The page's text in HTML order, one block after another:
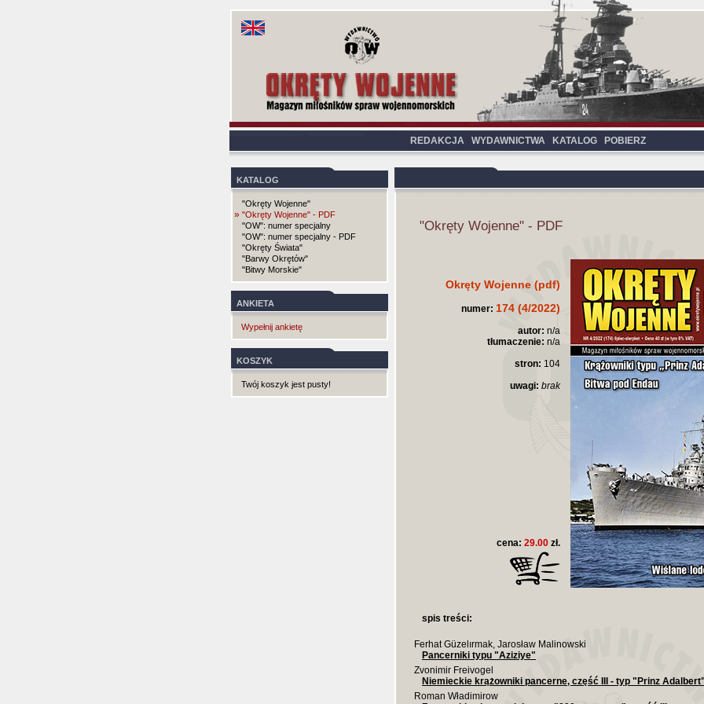
REDAKCJA WYDAWNICTWA KATALOG POBIERZ
KATALOG
"Okręty Wojenne"
» "Okręty Wojenne" - PDF
"OW": numer specjalny
"OW": numer specjalny - PDF
"Okręty Świata"
"Barwy Okrętów"
"Bitwy Morskie"
ANKIETA
Wypełnij ankietę
KOSZYK
Twój koszyk jest pusty!
"Okręty Wojenne" - PDF
Okręty Wojenne (pdf)
numer: 174 (4/2022)
autor: n/a
tłumaczenie: n/a
stron: 104
uwagi: brak
cena: 29.00 zł.
spis treści:
Ferhat Güzelırmak, Jarosław Malinowski
Pancerniki typu "Aziziye"
Zvonimir Freivogel
Niemieckie krążowniki pancerne, część III - typ "Prinz
Roman Władimirow